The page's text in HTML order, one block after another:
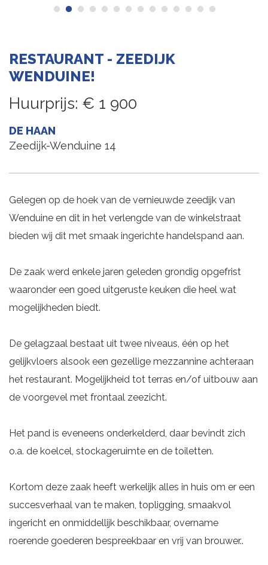
RESTAURANT - ZEEDIJK
WENDUINE!
Huurprijs: € 1 900
DE HAAN
Zeedijk-Wenduine 14
Gelegen op de hoek van de vernieuwde zeedijk van
Wenduine en dit in het verlengde van de winkelstraat
bieden wij dit met smaak ingerichte handelspand aan.
De zaak werd enkele jaren geleden grondig opgefrist
waaronder een goed uitgeruste keuken die heel wat
mogelijkheden biedt.
De gelagzaal bestaat uit twee niveaus, één op het
gelijkvloers alsook een gezellige mezzannine achteraan
het restaurant. Mogelijkheid tot terras en/of uitbouw aan
de voorgevel met frontaal zeezicht.
Het pand is eveneens onderkelderd, daar bevindt zich
o.a. de koelcel, stockageruimte en de toiletten.
Kortom deze zaak heeft werkelijk alles in huis om er een
succesverhaal van te maken, topligging, smaakvol
ingericht en onmiddellijk beschikbaar, overname
roerende goederen bespreekbaar en vrij van brouwer..